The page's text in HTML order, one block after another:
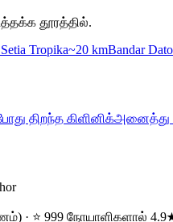
தூரத்தில்.
Tropika~20 kmBandar
திறந்த கிளினிக்அனைத்து
· ⭐ 999 நோயாளிகளால்